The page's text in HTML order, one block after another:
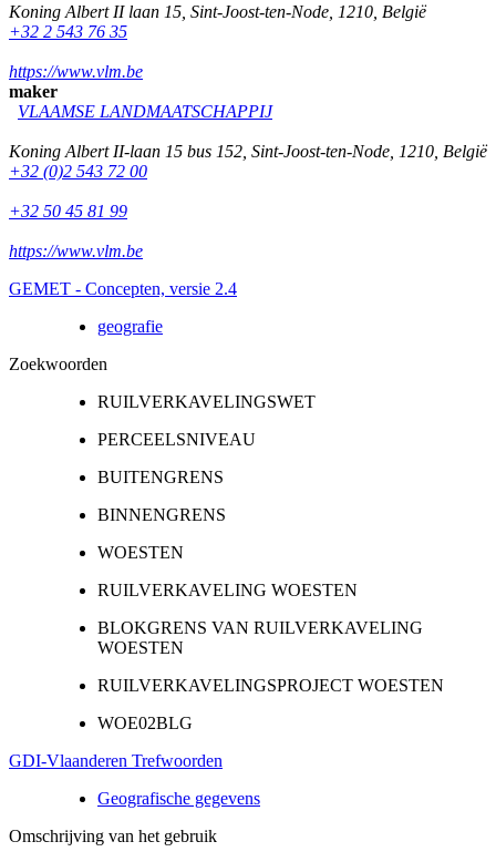
Koning Albert II laan 15 Sint-Joost-ten-Node 1210 België
+32 2 543 76 35
https://www.vlm.be
maker
VLAAMSE LANDMAATSCHAPPIJ
Koning Albert II-laan 15 bus 152 Sint-Joost-ten-Node 1210 België
+32 (0)2 543 72 00
+32 50 45 81 99
https://www.vlm.be
GEMET - Concepten, versie 2.4
geografie
Zoekwoorden
RUILVERKAVELINGSWET
PERCEELSNIVEAU
BUITENGRENS
BINNENGRENS
WOESTEN
RUILVERKAVELING WOESTEN
BLOKGRENS VAN RUILVERKAVELING
WOESTEN
RUILVERKAVELINGSPROJECT WOESTEN
WOE02BLG
GDI-Vlaanderen Trefwoorden
Geografische gegevens
Omschrijving van het gebruik